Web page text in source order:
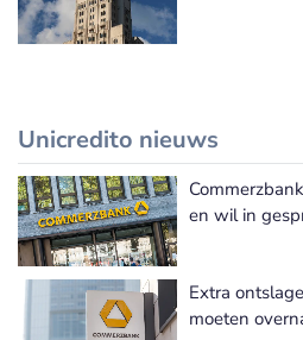
Unicredito nieuws
en wil in
Extra
moeten